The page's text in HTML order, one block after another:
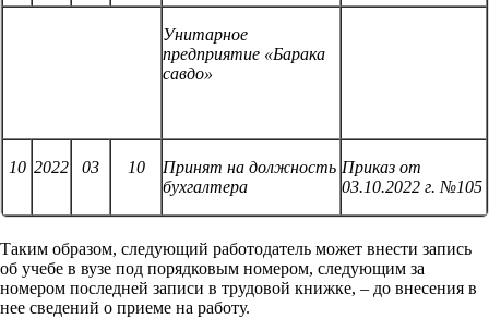
Унитарное
предприятие «Барака
савдо»
10 2022 03 10
Принят на должность
бухгалтера
Приказ от
03.10.2022 г. №105
Таким образом, следующий работодатель может внести запись
об учебе в вузе под порядковым номером, следующим за
номером последней записи в трудовой книжке, – до внесения в
нее сведений о приеме на работу.